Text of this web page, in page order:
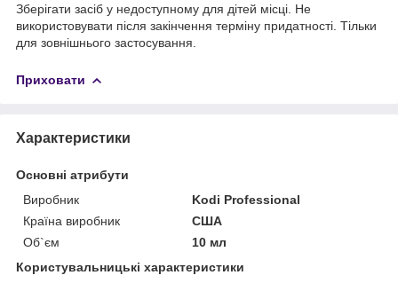
Зберігати засіб у недоступному для дітей місці. Не
використовувати після закінчення терміну придатності. Тільки
для зовнішнього застосування.
Приховати
Характеристики
Основні атрибути
Виробник
Kodi Professional
Країна виробник
США
Об`єм
10 мл
Користувальницькі характеристики